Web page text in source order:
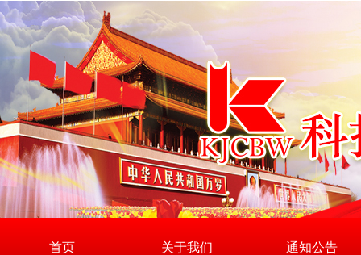
首页 关于我们 通知公告